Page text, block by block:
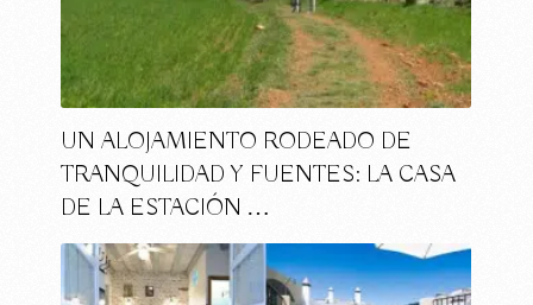
UN ALOJAMIENTO RODEADO DE
TRANQUILIDAD Y FUENTES: LA CASA
DE LA ESTACIÓN …